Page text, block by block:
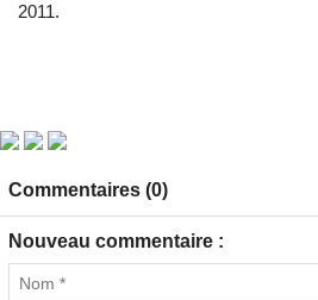
2011.
Commentaires (0)
Nouveau commentaire :